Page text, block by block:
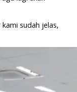
sudah jelas,